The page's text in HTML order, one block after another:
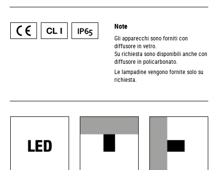
Note
Gli apparecchi sono forniti con
diffusore in vetro.
Su richiesta sono disponibili anche con
diffusore in policarbonato.
Le lampadine vengono fornite solo su
richiesta.